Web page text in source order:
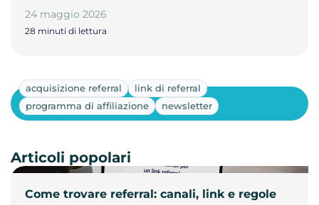
24 maggio 2026
28 minuti di lettura
acquisizione referral
link di referral
programma di affiliazione
newsletter
Come trovare referral: canali, link e regole
Mostra altri
Articoli popolari